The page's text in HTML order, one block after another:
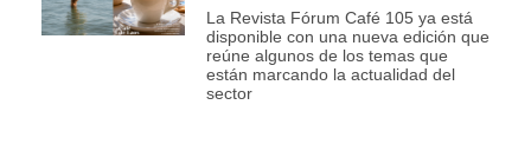
La Revista Fórum Café 105 ya está
disponible con una nueva edición que
reúne algunos de los temas que
están marcando la actualidad del
sector